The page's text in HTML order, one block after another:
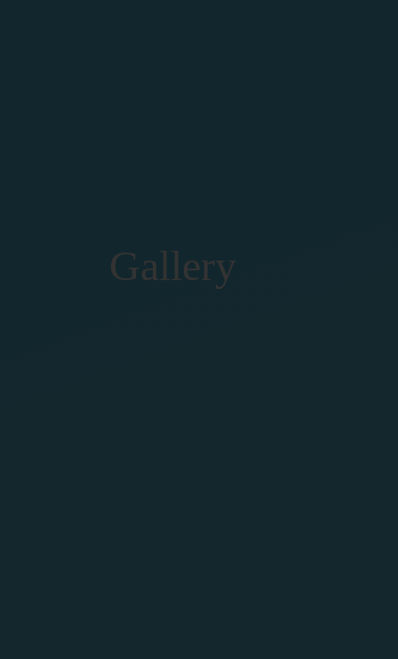
Gallery